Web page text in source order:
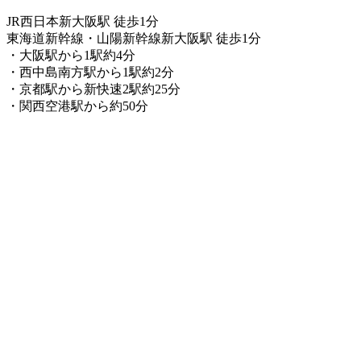
JR西日本新大阪駅 徒歩1分
東海道新幹線・山陽新幹線新大阪駅 徒歩1分
・大阪駅から1駅約4分
・西中島南方駅から1駅約2分
・京都駅から新快速2駅約25分
・関西空港駅から約50分